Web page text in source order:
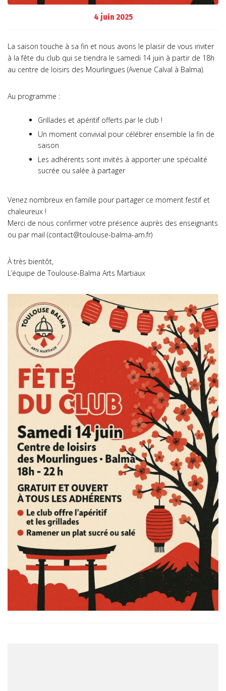
4 juin 2025
La saison touche à sa fin et nous avons le plaisir de vous inviter
à la fête du club qui se tiendra le samedi 14 juin à partir de 18h
au centre de loisirs des Mourlingues (Avenue Calval à Balma).
Au programme :
Grillades et apéritif offerts par le club !
Un moment convivial pour célébrer ensemble la fin de
saison
Les adhérents sont invités à apporter une spécialité
sucrée ou salée à partager
Venez nombreux en famille pour partager ce moment festif et
chaleureux !
Merci de nous confirmer votre présence auprès des enseignants
ou par mail (contact@toulouse-balma-am.fr)
À très bientôt,
L’équipe de Toulouse-Balma Arts Martiaux